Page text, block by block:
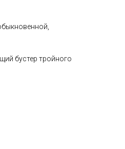
бустер тройного